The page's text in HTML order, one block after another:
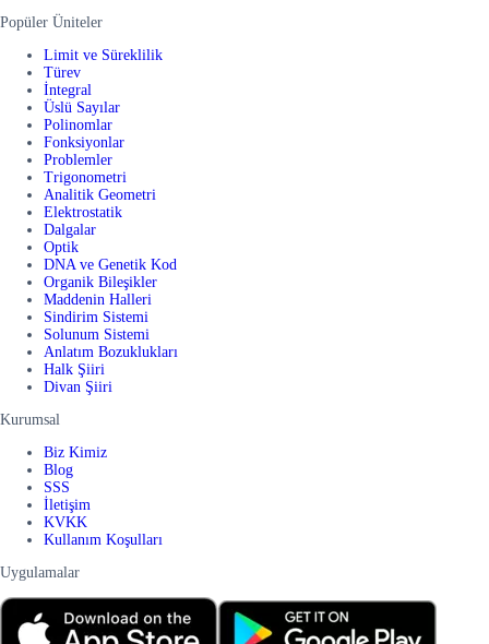
Popüler Üniteler
Limit ve Süreklilik
Türev
İntegral
Üslü Sayılar
Polinomlar
Fonksiyonlar
Problemler
Trigonometri
Analitik Geometri
Elektrostatik
Dalgalar
Optik
DNA ve Genetik Kod
Organik Bileşikler
Maddenin Halleri
Sindirim Sistemi
Solunum Sistemi
Anlatım Bozuklukları
Halk Şiiri
Divan Şiiri
Kurumsal
Biz Kimiz
Blog
SSS
İletişim
KVKK
Kullanım Koşulları
Uygulamalar